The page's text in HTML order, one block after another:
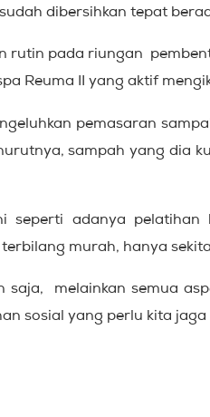
sudah dibersihkan tepat
rutin pada riungan
Reuma II yang aktif
pemasaran
, sampah yang dia
adanya pelatihan
murah, hanya
melainkan semua
sosial yang perlu kita